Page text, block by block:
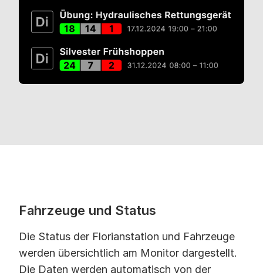
Fahrzeuge und Status
Die Status der Florianstation und Fahrzeuge
werden übersichtlich am Monitor dargestellt.
Die Daten werden automatisch von der